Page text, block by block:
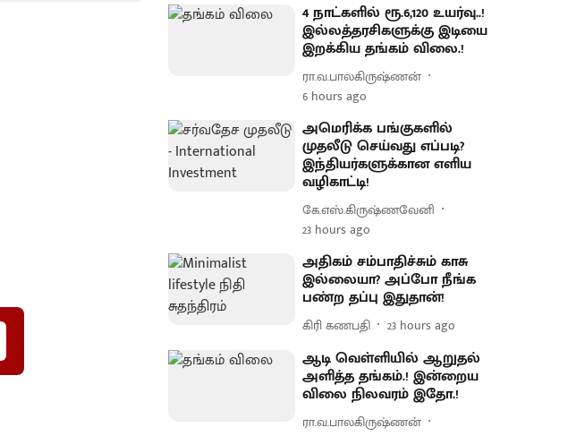
4 நாட்களில் ரூ.6,120 உயர்வு..!
இல்லத்தரசிகளுக்கு இடியை
இறக்கிய தங்கம் விலை.!
ரா.வ.பாலகிருஷ்ணன்
6 hours ago
அமெரிக்க பங்குகளில்
முதலீடு செய்வது எப்படி?
இந்தியர்களுக்கான எளிய
வழிகாட்டி!
கே.எஸ்.கிருஷ்ணவேனி
23 hours ago
அதிகம் சம்பாதிச்சும் காசு
இல்லையா? அப்போ நீங்க
பண்ற தப்பு இதுதான்!
கிரி கணபதி 23 hours ago
ஆடி வெள்ளியில் ஆறுதல்
அளித்த தங்கம்.! இன்றைய
விலை நிலவரம் இதோ.!
ரா.வ.பாலகிருஷ்ணன்